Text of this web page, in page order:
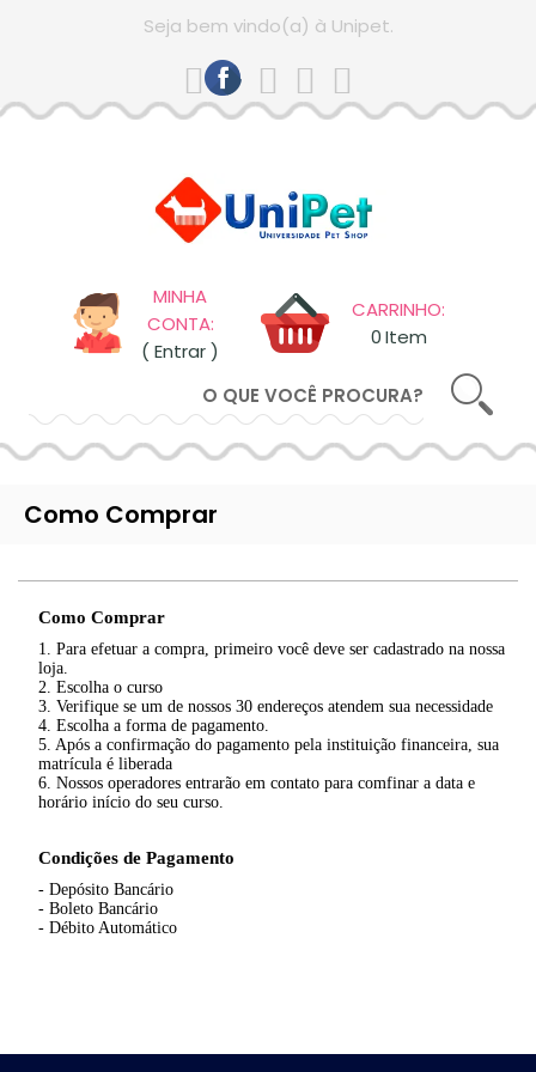
Seja bem vindo(a) à Unipet.
MINHA
CONTA:
( Entrar )
ESQUECI
MINHA
ENTRAR
CARRINHO:
0Item
Como Comprar
Como Comprar
1. Para efetuar a compra, primeiro você deve ser cadastrado na nossa
loja.
2. Escolha o curso
3. Verifique se um de nossos 30 endereços atendem sua necessidade
4. Escolha a forma de pagamento.
5. Após a confirmação do pagamento pela instituição financeira, sua
matrícula é liberada
6. Nossos operadores entrarão em contato para comfinar a data e
horário início do seu curso.
Condições de Pagamento
- Depósito Bancário
- Boleto Bancário
- Débito Automático